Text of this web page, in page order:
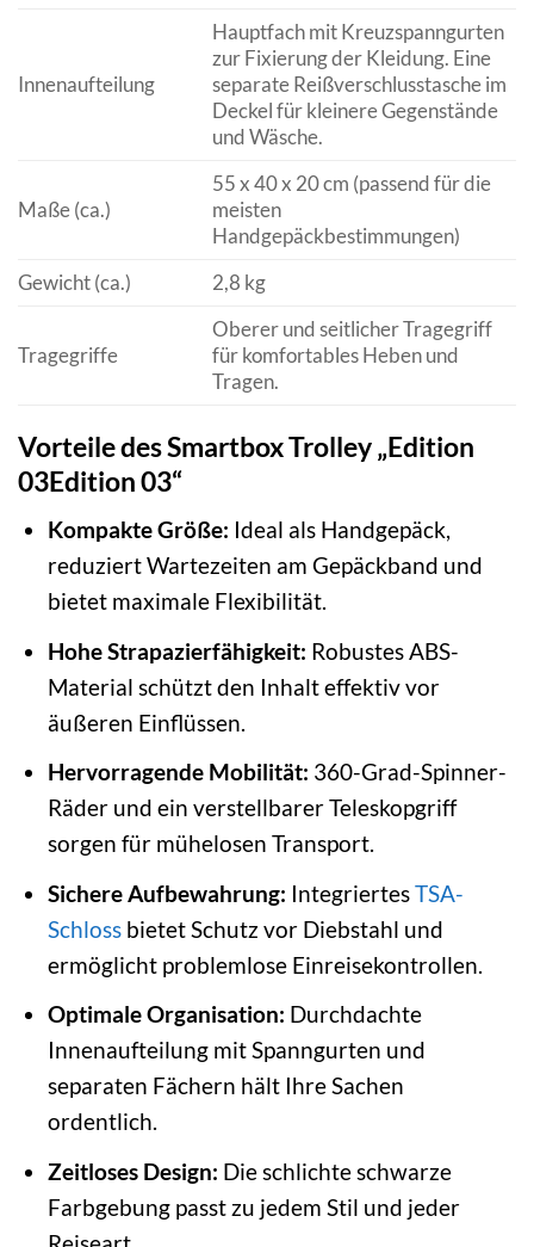
Innenaufteilung
Hauptfach mit Kreuzspanngurten
zur Fixierung der Kleidung. Eine
separate Reißverschlusstasche im
Deckel für kleinere Gegenstände
und Wäsche.
Maße (ca.)
55 x 40 x 20 cm (passend für die
meisten
Handgepäckbestimmungen)
Gewicht (ca.)
2,8 kg
Tragegriffe
Oberer und seitlicher Tragegriff
für komfortables Heben und
Tragen.
Vorteile des Smartbox Trolley „Edition
03Edition 03“
Kompakte Größe: Ideal als Handgepäck,
reduziert Wartezeiten am Gepäckband und
bietet maximale Flexibilität.
Hohe Strapazierfähigkeit: Robustes ABS-
Material schützt den Inhalt effektiv vor
äußeren Einflüssen.
Hervorragende Mobilität: 360-Grad-Spinner-
Räder und ein verstellbarer Teleskopgriff
sorgen für mühelosen Transport.
Sichere Aufbewahrung: IntegriertesTSA-
Schlossbietet Schutz vor Diebstahl und
ermöglicht problemlose Einreisekontrollen.
Optimale Organisation: Durchdachte
Innenaufteilung mit Spanngurten und
separaten Fächern hält Ihre Sachen
ordentlich.
Zeitloses Design: Die schlichte schwarze
Farbgebung passt zu jedem Stil und jeder